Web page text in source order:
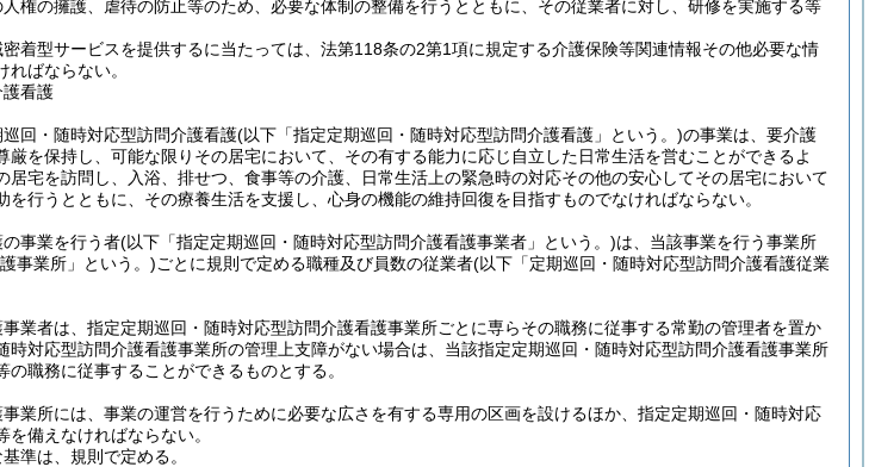
権の擁護、虐待の防止等のため、必要な体制の整備を行うとともに、その従業者に対し、研修を実施する等
着型サービスを提供するに当たっては、法第118条の2第1項に規定する介護保険等関連情報その他必要な情
ばならない。
看護
回・随時対応型訪問介護看護(以下「指定定期巡回・随時対応型訪問介護看護」という。)の事業は、要介護
を保持し、可能な限りその居宅において、その有する能力に応じ自立した日常生活を営むことができるよ
居宅を訪問し、入浴、排せつ、食事等の介護、日常生活上の緊急時の対応その他の安心してその居宅において
行うとともに、その療養生活を支援し、心身の機能の維持回復を目指すものでなければならない。
事業を行う者(以下「指定定期巡回・随時対応型訪問介護看護事業者」という。)は、当該事業を行う事業所
事業所」という。)ごとに規則で定める職種及び員数の従業者(以下「定期巡回・随時対応型訪問介護看護従業
業者は、指定定期巡回・随時対応型訪問介護看護事業所ごとに専らその職務に従事する常勤の管理者を置か
時対応型訪問介護看護事業所の管理上支障がない場合は、当該指定定期巡回・随時対応型訪問介護看護事業所
職務に従事することができるものとする。
業所には、事業の運営を行うために必要な広さを有する専用の区画を設けるほか、指定定期巡回・随時対応
備えなければならない。
準は、規則で定める。